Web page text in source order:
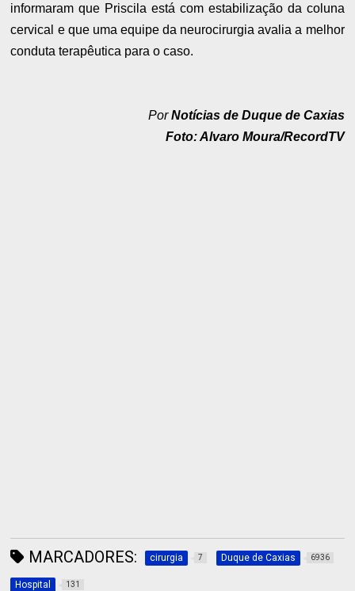
informaram que Priscila está com estabilização da coluna
cervical e que uma equipe da neurocirurgia avalia a melhor
conduta terapêutica para o caso.
PorNotícias de Duque de Caxias
Foto: Alvaro Moura/RecordTV
MARCADORES: cirurgia 7 Duque de Caxias 6936
Hospital 131